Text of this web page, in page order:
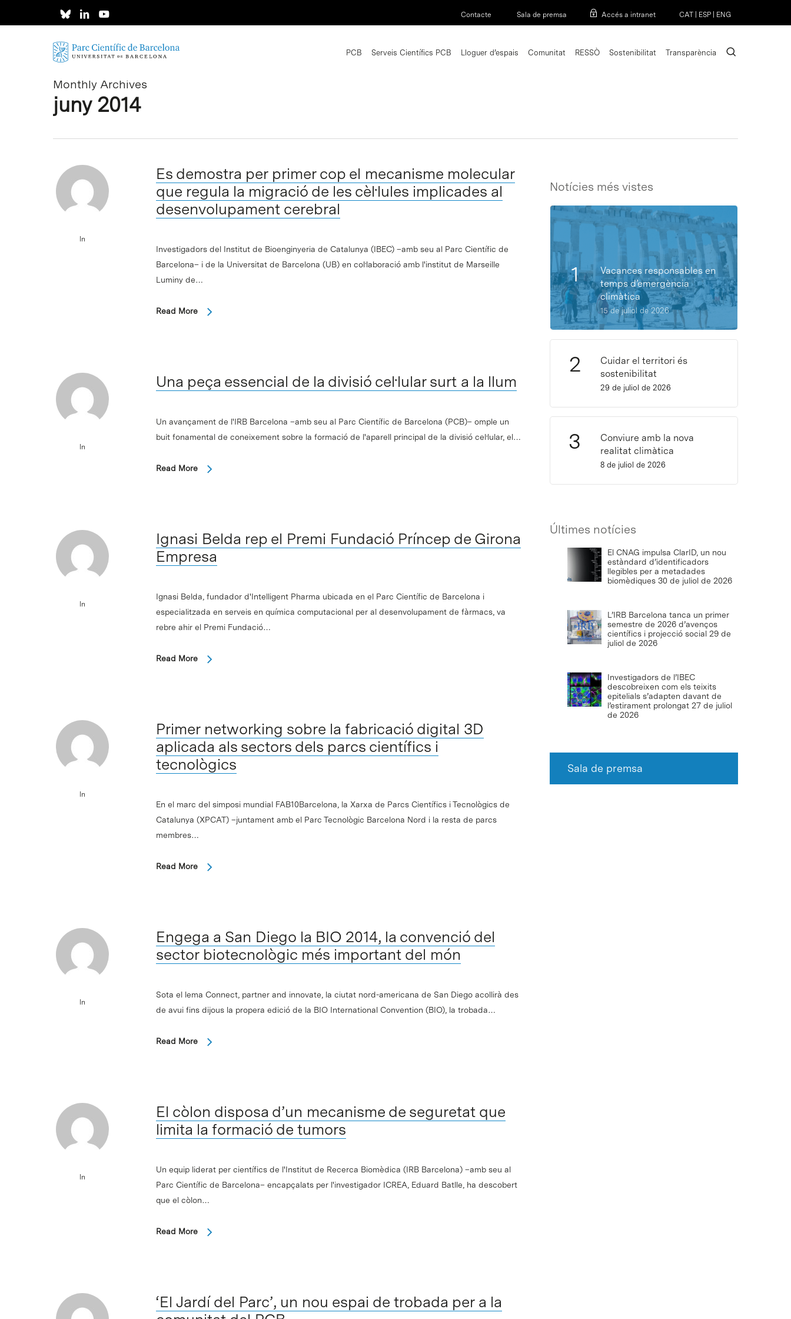
Contacte Sala de premsa Accés a intranet CAT ESP ENG
PCB Serveis Científics PCB Lloguer d’espais Comunitat RESSÒ Sostenibilitat Transparència search
Monthly Archives
juny 2014
In
Es demostra per primer cop el mecanisme molecular
que regula la migració de les cèl·lules implicades al
desenvolupament cerebral
Investigadors del Institut de Bioenginyeria de Catalunya (IBEC) –amb seu al Parc Científic de
Barcelona– i de la Universitat de Barcelona (UB) en col·laboració amb l'institut de Marseille
Luminy de…
Read More
In
Una peça essencial de la divisió cel·lular surt a la llum
Un avançament de l'IRB Barcelona –amb seu al Parc Científic de Barcelona (PCB)– omple un
buit fonamental de coneixement sobre la formació de l'aparell principal de la divisió cel·lular, el…
Read More
In
Ignasi Belda rep el Premi Fundació Príncep de Girona
Empresa
Ignasi Belda, fundador d'Intelligent Pharma ubicada en el Parc Científic de Barcelona i
especialitzada en serveis en química computacional per al desenvolupament de fàrmacs, va
rebre ahir el Premi Fundació…
Read More
In
Primer networking sobre la fabricació digital 3D
aplicada als sectors dels parcs científics i
tecnològics
En el marc del simposi mundial FAB10Barcelona, la Xarxa de Parcs Científics i Tecnològics de
Catalunya (XPCAT) –juntament amb el Parc Tecnològic Barcelona Nord i la resta de parcs
membres…
Read More
In
Engega a San Diego la BIO 2014, la convenció del
sector biotecnològic més important del món
Sota el lema Connect, partner and innovate, la ciutat nord-americana de San Diego acollirà des
de avui fins dijous la propera edició de la BIO International Convention (BIO), la trobada…
Read More
In
El còlon disposa d’un mecanisme de seguretat que
limita la formació de tumors
Un equip liderat per científics de l'Institut de Recerca Biomèdica (IRB Barcelona) –amb seu al
Parc Científic de Barcelona– encapçalats per l'investigador ICREA, Eduard Batlle, ha descobert
que el còlon…
Read More
‘El Jardí del Parc’, un nou espai de trobada per a la
Notícies més vistes
Vacances responsables en
temps d’emergència
climàtica
15 de juliol de 2026
Cuidar el territori és
sostenibilitat
29 de juliol de 2026
Conviure amb la nova
realitat climàtica
8 de juliol de 2026
Últimes notícies
El CNAG impulsa ClarID, un nou
estàndard d’identificadors
llegibles per a metadades
biomèdiques 30 de juliol de 2026
L’IRB Barcelona tanca un primer
semestre de 2026 d’avenços
científics i projecció social 29 de
juliol de 2026
Investigadors de l’IBEC
descobreixen com els teixits
epitelials s’adapten davant de
l’estirament prolongat 27 de juliol
de 2026
Sala de premsa